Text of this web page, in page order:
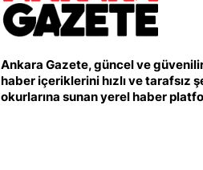
Ankara Gazete, güncel ve
haber içeriklerini hızlı ve tarafsız
okurlarına sunan yerel haber